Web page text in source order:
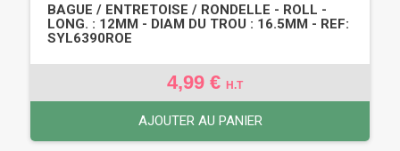
BAGUE / ENTRETOISE / RONDELLE - ROLL -
LONG. : 12MM - DIAM DU TROU : 16.5MM - REF:
SYL6390ROE
4,99 € H.T
AJOUTER AU PANIER